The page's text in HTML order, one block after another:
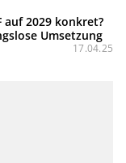
auf 2029 konkret?
Umsetzung
17.04.25